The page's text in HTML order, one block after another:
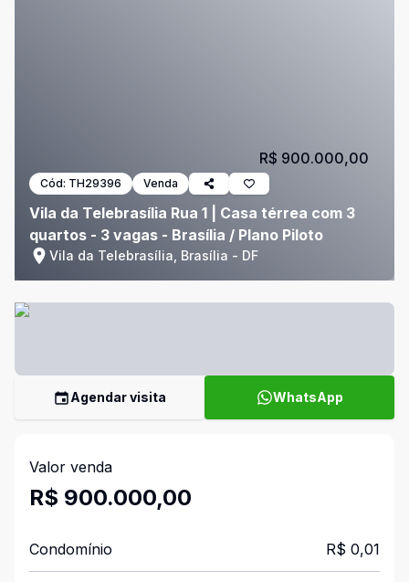
Cód: TH29396 Venda
Vila da Telebrasília Rua 1 | Casa térrea com 3
quartos - 3 vagas - Brasília / Plano Piloto
Vila da Telebrasília, Brasília - DF
R$ 900.000,00
Agendar visita WhatsApp
Valor venda
R$ 900.000,00
Condomínio R$ 0,01